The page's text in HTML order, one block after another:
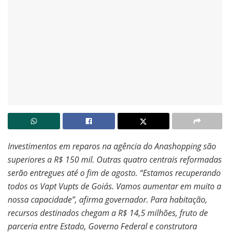
Investimentos em reparos na agência do Anashopping são
superiores a R$ 150 mil. Outras quatro centrais reformadas
serão entregues até o fim de agosto. “Estamos recuperando
todos os Vapt Vupts de Goiás. Vamos aumentar em muito a
nossa capacidade”, afirma governador. Para habitação,
recursos destinados chegam a R$ 14,5 milhões, fruto de
parceria entre Estado, Governo Federal e construtora